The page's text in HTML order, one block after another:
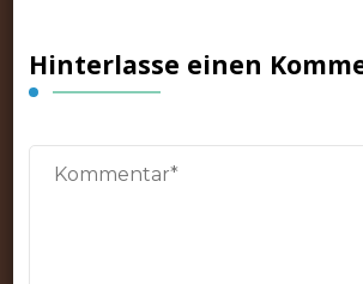
Hinterlasse einen